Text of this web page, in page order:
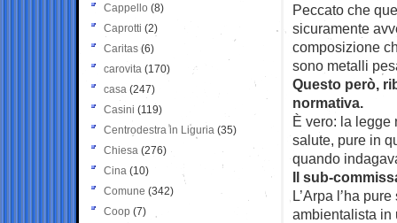
Peccato che
sicuramente
composizione
sono metalli
Questo però,
normativa.
È vero: la legge
salute, pure in
quando
Il sub-
L’Arpa l’ha
ambientalista in
Cappello (8)
Caprotti (2)
Caritas (6)
carovita (170)
casa (247)
Casini (119)
Centrodestra in Liguria (35)
Chiesa (276)
Cina (10)
Comune (342)
Coop (7)